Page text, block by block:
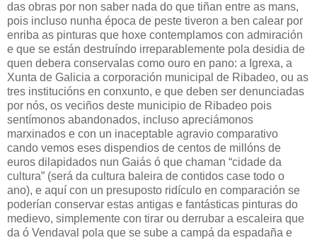
das obras por non saber nada do que tiñan entre as mans,
pois incluso nunha época de peste tiveron a ben calear por
enriba as pinturas que hoxe contemplamos con admiración
e que se están destruíndo irreparablemente pola desidia de
quen debera conservalas como ouro en pano: a Igrexa, a
Xunta de Galicia a corporación municipal de Ribadeo, ou as
tres institucións en conxunto, e que deben ser denunciadas
por nós, os veciños deste municipio de Ribadeo pois
sentímonos abandonados, incluso apreciámonos
marxinados e con un inaceptable agravio comparativo
cando vemos eses dispendios de centos de millóns de
euros dilapidados nun Gaiás ó que chaman “cidade da
cultura” (será da cultura baleira de contidos case todo o
ano), e aquí con un presuposto ridículo en comparación se
poderían conservar estas antigas e fantásticas pinturas do
medievo, simplemente con tirar ou derrubar a escaleira que
da ó Vendaval pola que se sube a campá da espadaña e